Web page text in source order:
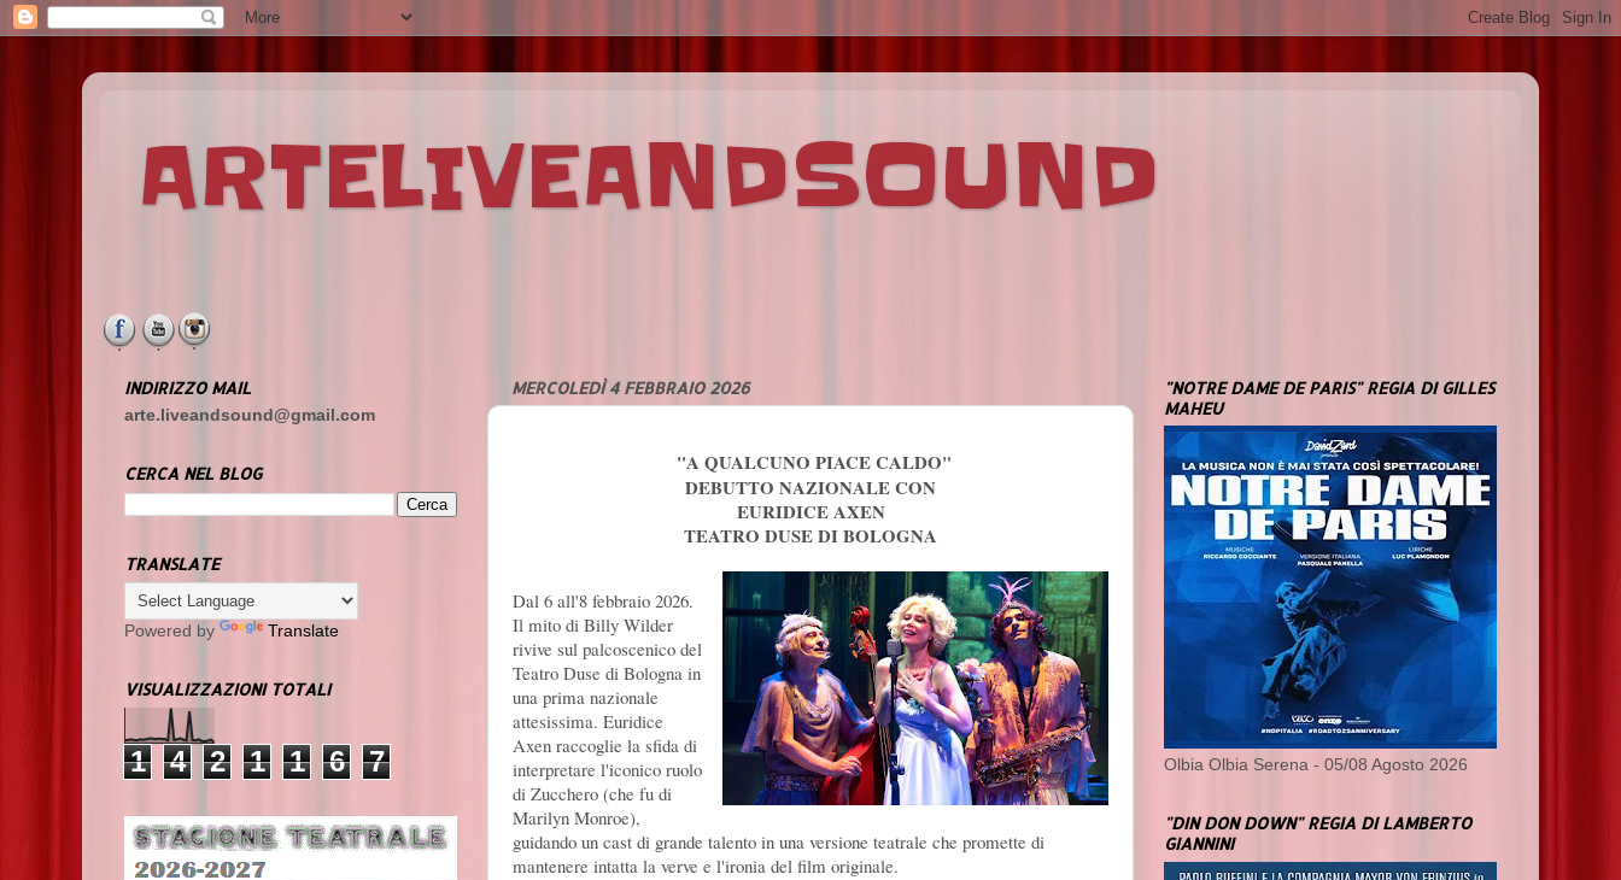
ARTELIVEANDSOUND
MERCOLEDÌ 4 FEBBRAIO 2026
"A QUALCUNO PIACE CALDO"
DEBUTTO NAZIONALE CON
EURIDICE AXEN
TEATRO DUSE DI BOLOGNA
Dal 6 all'8 febbraio 2026.
Il mito di Billy Wilder
rivive sul palcoscenico del
Teatro Duse di Bologna in
una prima nazionale
attesissima. Euridice
Axen raccoglie la sfida di
interpretare l'iconico ruolo
di Zucchero (che fu di
Marilyn Monroe),
guidando un cast di grande talento in una versione teatrale che promette di
mantenere intatta la verve e l'ironia del film originale.
INDIRIZZO MAIL
arte.liveandsound@gmail.com
CERCA NEL BLOG
TRANSLATE
Powered by Translate
VISUALIZZAZIONI TOTALI
1 4 2 1 1 6 7
"NOTRE DAME DE PARIS" REGIA DI GILLES
MAHEU
Olbia Olbia Serena - 05/08 Agosto 2026
"DIN DON DOWN" REGIA DI LAMBERTO
GIANNINI